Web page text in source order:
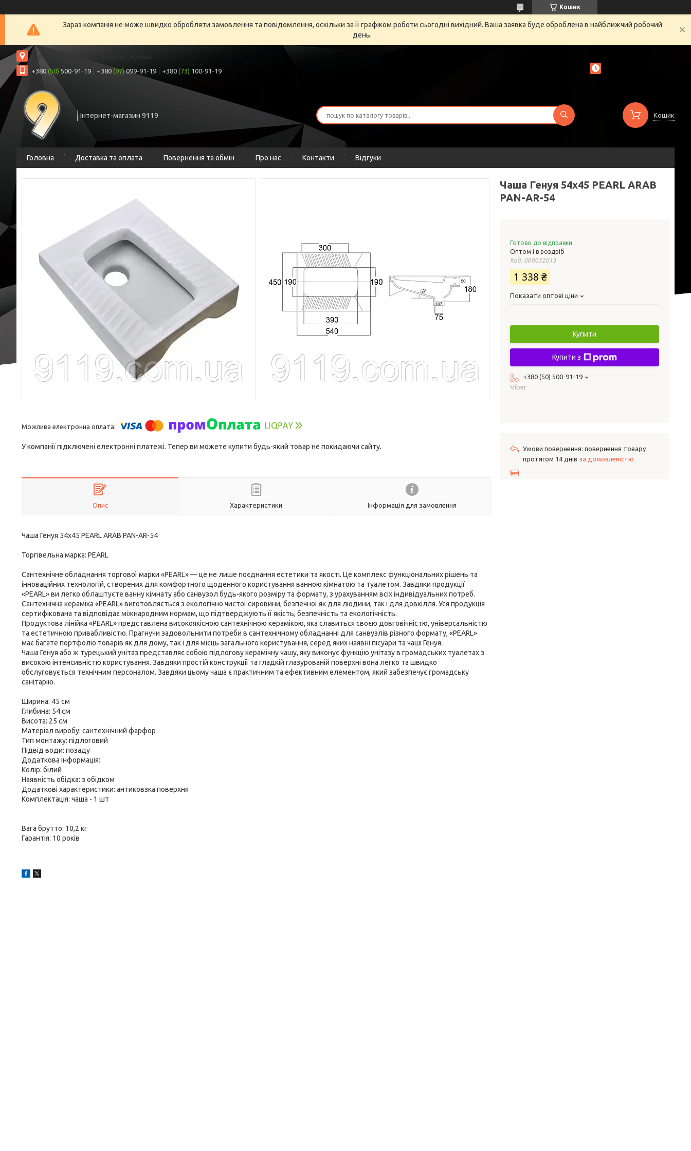
Кошик
Зараз компанія не може швидко обробляти замовлення та повідомлення, оскільки за її графіком роботи сьогодні вихідний. Ваша заявка буде оброблена в найближчий робочий
день.
вул. Шрага, 6а, офіс 2, Чернігів, Україна
+380 (50) 500-91-19 +380 (97)099-91-19 +380 (73) 100-91-19
Інтернет-магазин 9119 Кошик
Головна Доставка та оплата Повернення та обмін Про нас Контакти Відгуки
У компанії підключені електронні платежі. Тепер ви можете купити будь-який товар не покидаючи сайту.
Опис Характеристики Інформація для замовлення
Чаша Генуя 54х45 PEARL ARAB PAN-AR-54
Торгівельна марка: PEARL
Сантехнічне обладнання торгової марки «PEARL» — це не лише поєднання естетики та якості. Це комплекс функціональних рішень та
інноваційних технологій, створених для комфортного щоденного користування ванною кімнатою та туалетом. Завдяки продукції
«PEARL» ви легко облаштуєте ванну кімнату або санвузол будь-якого розміру та формату, з урахуванням всіх індивідуальних потреб.
Сантехнічна кераміка «PEARL» виготовляється з екологічно чистої сировини, безпечної як для людини, так і для довкілля. Уся продукція
сертифікована та відповідає міжнародним нормам, що підтверджують її якість, безпечність та екологічність.
Продуктова лінійка «PEARL» представлена високоякісною сантехнічною керамікою, яка славиться своєю довговічністю, універсальністю
та естетичною привабливістю. Прагнучи задовольнити потреби в сантехнічному обладнанні для санвузлів різного формату, «PEARL»
має багате портфоліо товарів як для дому, так і для місць загального користування, серед яких наявні пісуари та чаші Генуя.
Чаша Генуя або ж турецький унітаз представляє собою підлогову керамічну чашу, яку виконує функцію унітазу в громадських туалетах з
високою інтенсивністю користування. Завдяки простій конструкції та гладкій глазурованій поверхні вона легко та швидко
обслуговується технічним персоналом. Завдяки цьому чаша є практичним та ефективним елементом, який забезпечує громадську
санітарію.
Ширина: 45 см
Глибина: 54 см
Висота: 25 см
Матеріал виробу: сантехнічний фарфор
Тип монтажу: підлоговий
Підвід води: позаду
Додаткова інформація:
Колір: білий
Наявність обідка: з обідком
Додаткові характеристики: антиковзка поверхня
Комплектація: чаша - 1 шт
Вага брутто: 10,2 кг
Гарантія: 10 років
Чаша Генуя 54х45 PEARL ARAB
PAN-AR-54
Готово до відправки
Оптом і в роздріб
Код: 000032013
1 338 ₴
Показати оптові ціни
Купити
Купити з
+380 (50) 500-91-19
Viber
повернення товару
протягом 14 днів за домовленістю